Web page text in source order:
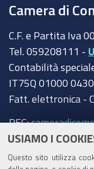
USIAMO I
Questo sito utilizza
Camera di
C.F. e Partita Iva
Tel. 059208111 -
Contabilità
IT75Q 01000
Fatt. elettronica -
PEC:
Trasparenza